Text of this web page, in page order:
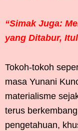
“Simak Juga:
yang Ditabur,
Tokoh-tokoh
masa Yunani
materialisme
terus
pengetahuan,